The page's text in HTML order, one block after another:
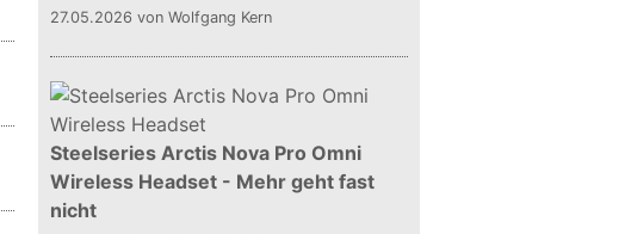
27.05.2026 von Wolfgang Kern
Steelseries Arctis Nova Pro Omni
Wireless Headset - Mehr geht fast
nicht